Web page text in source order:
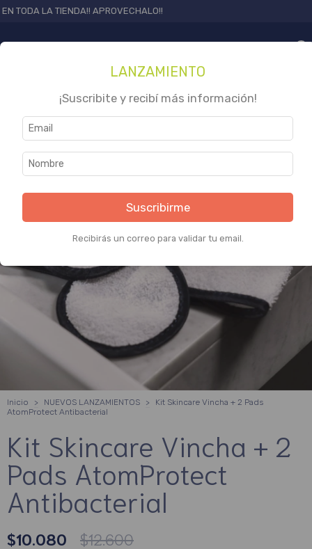
TIENDA!! APROVECHALO!!
Inicio > NUEVOS LANZAMIENTOS >
Kit Skincare Vincha + 2 Pads
AtomProtect Antibacterial
Kit Skincare Vincha + 2
Pads AtomProtect
Antibacterial
$10.080 $12.600
LANZAMIENTO
¡Suscribite y recibí más información!
Suscribirme
Recibirás un correo para validar tu email.